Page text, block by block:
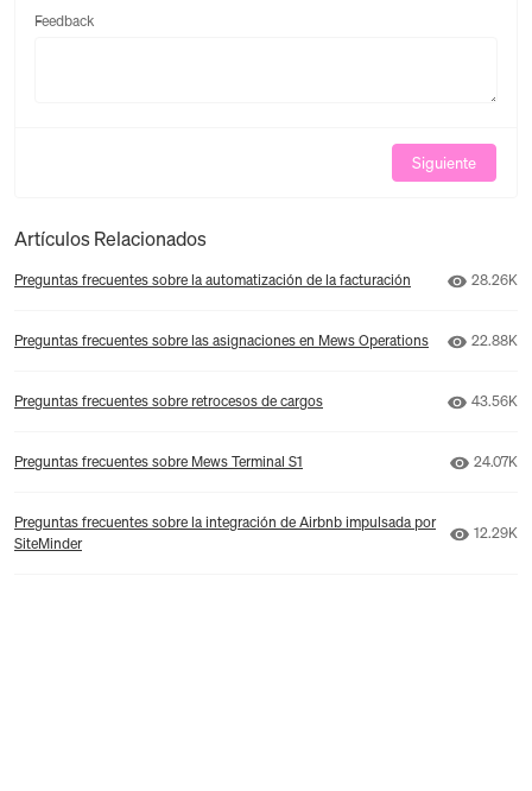
Feedback
Siguiente
Artículos Relacionados
Preguntas frecuentes sobre la automatización de la facturación Número
28.26K
Preguntas frecuentes sobre las asignaciones en Mews Operations Número
22.88K
Preguntas frecuentes sobre retrocesos de cargos Número
43.56K
Preguntas frecuentes sobre Mews Terminal S1 Número
24.07K
Preguntas frecuentes sobre la integración de Airbnb impulsada por
SiteMinder
Número
12.29K